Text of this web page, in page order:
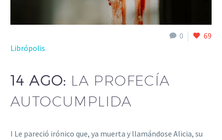
0
69
Librópolis
14 AGO: LA PROFECÍA
AUTOCUMPLIDA
I Le pareció irónico que, ya muerta y llamándose Alicia, su